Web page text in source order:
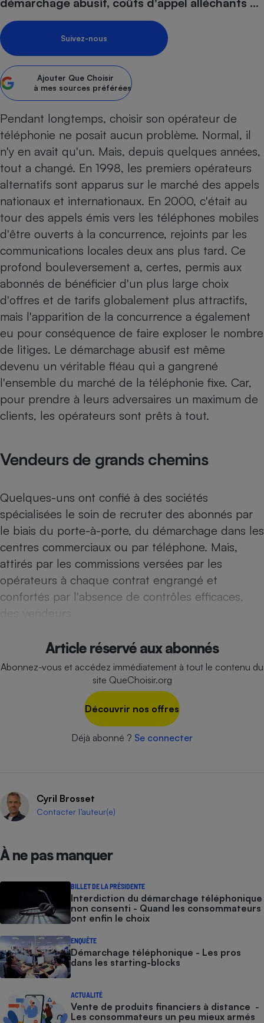
Suivez-nous
Ajouter Que Choisir
à mes sources préférées
Pendant longtemps, choisir son opérateur de
téléphonie ne posait aucun problème. Normal, il
n'y en avait qu'un. Mais, depuis quelques années,
tout a changé. En 1998, les premiers opérateurs
alternatifs sont apparus sur le marché des appels
nationaux et internationaux. En 2000, c'était au
tour des appels émis vers les téléphones mobiles
d'être ouverts à la concurrence, rejoints par les
communications locales deux ans plus tard. Ce
profond bouleversement a, certes, permis aux
abonnés de bénéficier d'un plus large choix
d'offres et de tarifs globalement plus attractifs,
mais l'apparition de la concurrence a également
eu pour conséquence de faire exploser le nombre
de litiges. Le démarchage abusif est même
devenu un véritable fléau qui a gangrené
l'ensemble du marché de la téléphonie fixe. Car,
pour prendre à leurs adversaires un maximum de
clients, les opérateurs sont prêts à tout.
Vendeurs de grands chemins
Quelques-uns ont confié à des sociétés
spécialisées le soin de recruter des abonnés par
le biais du porte-à-porte, du démarchage dans les
centres commerciaux ou par téléphone. Mais,
attirés par les commissions versées par les
opérateurs à chaque contrat engrangé et
confortés par l'absence de contrôles efficaces,
des vendeurs
Article réservé aux abonnés
Abonnez-vous et accédez immédiatement à tout le contenu du
site QueChoisir.org
Découvrir nos offres
Déjà abonné ? Se connecter
Cyril Brosset
Contacter l’auteur(e)
À ne pas manquer
BILLET DE LA PRÉSIDENTE
Interdiction du démarchage téléphonique
non consenti - Quand les consommateurs
ont enfin le choix
ENQUÊTE
Démarchage téléphonique - Les pros
dans les starting-blocks
ACTUALITÉ
Vente de produits financiers à distance -
Les consommateurs un peu mieux armés
Sécurité - Hygiène
Supermarché - Drive
Complément
alimentaire
bouteille
Assurance
Banque - Crédit
Epargne - Fiscalité
Mutuelle
Assurance emprunteur
Banque
Circulation routière
Contrôle technique -
Pièce détachée
Comparateur auto
Comparatif climatiseur
Comparatif aspirateur
Comparatif aspirateur
Comparatif cafetière
Comparatif robot cuiseur
Comparatif centrale
Gros électroménager
Petit électroménager -
Plaque de cuisson à
induction
Électricité - Gaz
Comparatif ordinateur
Comparatif ultrabook
Comparatif tablette
Image et son
Informatique
Internet
Téléphonie
Téléviseur
Téléphone mobile -
Smartphone
Antivirus
Crédit immobilier
Aménagement
Bricolage - Jardinage
Chauffage
Produit d'entretien
Sécurité domestique
Matelas
Radiateur électrique
Hygiène - Beauté
Maladie - Médecine -
Système de santé -
Mutuelle
Maison de retraite
Retraite
Choisir son fioul
Choisir son pellet
Comparateur assurance emprunteur
Energie Moins Chère Ensemble
Tous les comparateurs
Toutes les cartes interactives
Speedtest - Testez le débit de votre
connexion Internet